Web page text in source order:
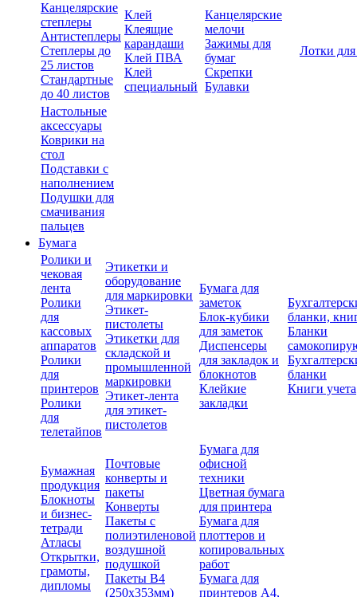
Канцелярские
степлеры
Антистеплеры
Степлеры до
25 листов
Стандартные
до 40 листов
Клей
Клеящие
карандаши
Клей ПВА
Клей
специальный
Канцелярские
мелочи
Зажимы для
бумаг
Скрепки
Булавки
Лотки
Настольные
аксессуары
Коврики на
стол
Подставки с
наполнением
Подушки для
смачивания
пальцев
Бумага
Ролики и
чековая
лента
Ролики
для
кассовых
аппаратов
Ролики
для
принтеров
Ролики
для
телетайпов
Этикетки и
оборудование
для маркировки
Этикет-
пистолеты
Этикетки для
складской и
промышленной
маркировки
Этикет-лента
для этикет-
пистолетов
Бумага для
заметок
Блок-кубики
для заметок
Диспенсеры
для закладок и
блокнотов
Клейкие
закладки
бланки,
Бланки
бланки
Книги учета
Бумажная
продукция
Блокноты
и бизнес-
тетради
Атласы
Открытки,
грамоты,
дипломы
Почтовые
конверты и
пакеты
Конверты
Пакеты с
полиэтиленовой
воздушной
подушкой
Пакеты В4
(250х353мм)
Бумага для
офисной
техники
Цветная бумага
для принтера
Бумага для
плоттеров и
копировальных
работ
Бумага для
принтеров А4,